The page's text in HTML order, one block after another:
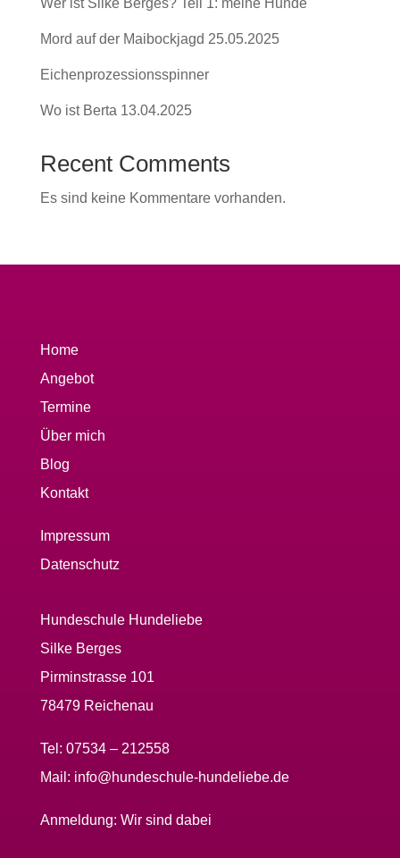
Wer ist Silke Berges? Teil 1: meine Hunde
Mord auf der Maibockjagd 25.05.2025
Eichenprozessionsspinner
Wo ist Berta 13.04.2025
Recent Comments
Es sind keine Kommentare vorhanden.
Home
Angebot
Termine
Über mich
Blog
Kontakt
Impressum
Datenschutz
Hundeschule Hundeliebe
Silke Berges
Pirminstrasse 101
78479 Reichenau
Tel: 07534 – 212558
Mail: info@hundeschule-hundeliebe.de
Anmeldung: Wir sind dabei